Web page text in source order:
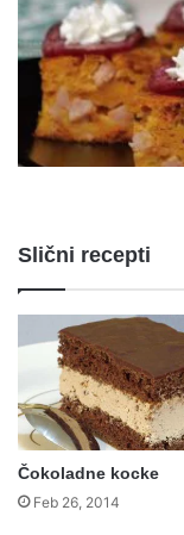
10
minuta
Slični recepti
Čokoladne kocke
Feb 26, 2014